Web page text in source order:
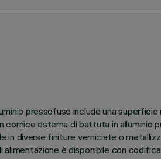
pressofuso include una
esterna di battuta in alluminio
in diverse finiture verniciate o
è disponibile con